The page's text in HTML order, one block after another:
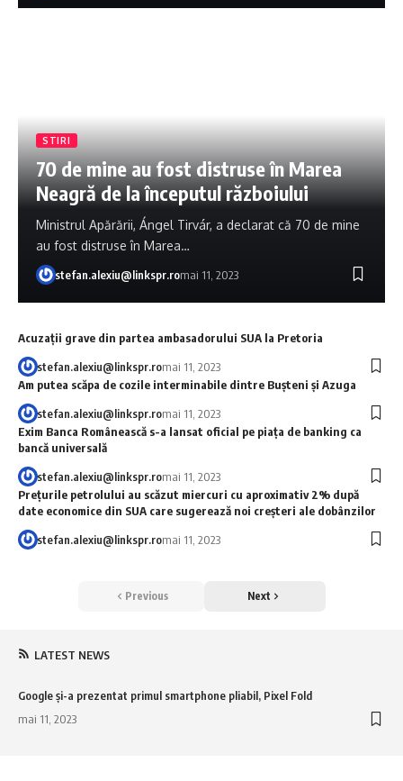
STIRI
70 de mine au fost distruse în Marea
Neagră de la începutul războiului
Ministrul Apărării, Ángel Tirvár, a declarat că 70 de mine
au fost distruse în Marea…
stefan.alexiu@linkspr.romai 11, 2023
Acuzații grave din partea ambasadorului SUA la Pretoria
stefan.alexiu@linkspr.romai 11, 2023
Am putea scăpa de cozile interminabile dintre Bușteni și Azuga
stefan.alexiu@linkspr.romai 11, 2023
Exim Banca Românească s-a lansat oficial pe piața de banking ca
bancă universală
stefan.alexiu@linkspr.romai 11, 2023
Preţurile petrolului au scăzut miercuri cu aproximativ 2% după
date economice din SUA care sugerează noi creşteri ale dobânzilor
stefan.alexiu@linkspr.romai 11, 2023
Previous Next
LATEST NEWS
Google şi-a prezentat primul smartphone pliabil, Pixel Fold
mai 11, 2023